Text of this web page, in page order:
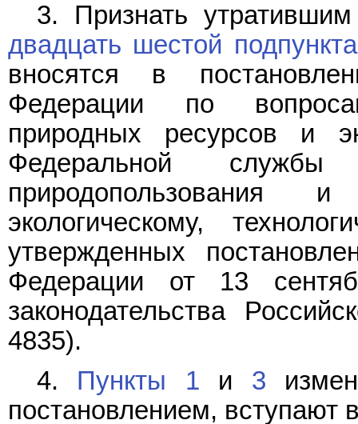
3. Признать
двадцать шестой
вносятся в
Федерации по
природных ресурсов и
Федеральной
экологическому,
утвержденных
Федерации от 13
законодательства
4835).
4. Пункты 1 и 3
постановлением, вступают